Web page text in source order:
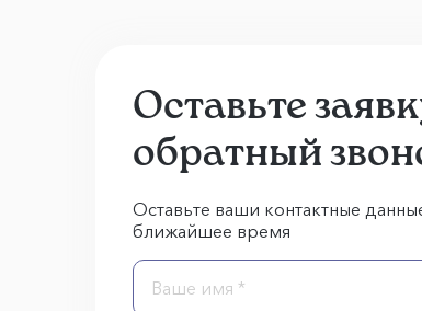
Оставьте
обратный
Оставьте ваши контактные
ближайшее время